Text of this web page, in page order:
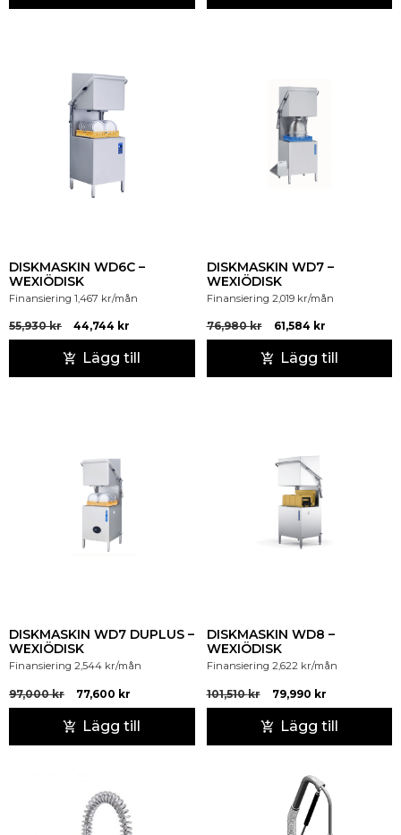
DISKMASKIN WD6C –
WEXIÖDISK
Finansiering 1,467 kr/mån
55,930kr 44,744 kr
Lägg till
DISKMASKIN WD7 –
WEXIÖDISK
Finansiering 2,019 kr/mån
76,980kr 61,584 kr
Lägg till
DISKMASKIN WD7 DUPLUS –
WEXIÖDISK
Finansiering 2,544 kr/mån
97,000kr 77,600 kr
Lägg till
DISKMASKIN WD8 –
WEXIÖDISK
Finansiering 2,622 kr/mån
101,510kr 79,990 kr
Lägg till